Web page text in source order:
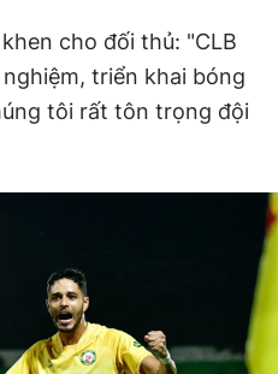
cho đối thủ: "CLB
triển khai bóng
tôi rất tôn trọng đội